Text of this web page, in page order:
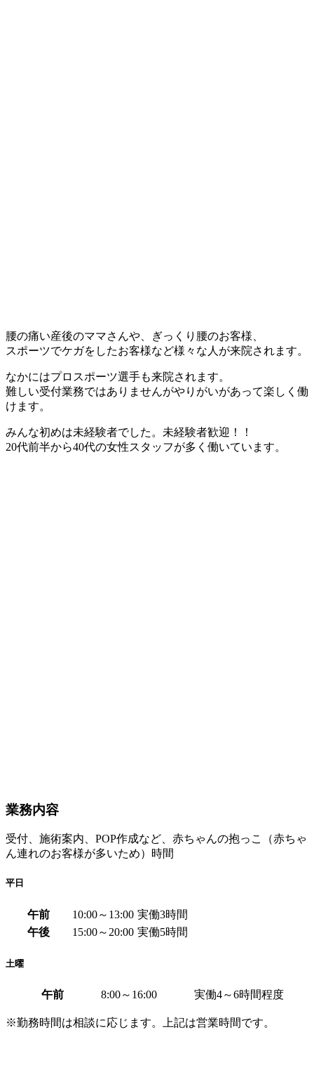
腰の痛い産後のママさんや、ぎっくり腰のお客様、
スポーツでケガをしたお客様など様々な人が来院されます。
なかにはプロスポーツ選手も来院されます。
難しい受付業務ではありませんがやりがいがあって楽しく働
けます。
みんな初めは未経験者でした。未経験者歓迎！！
20代前半から40代の女性スタッフが多く働いています。
業務内容
受付、施術案内、POP作成など、赤ちゃんの抱っこ（赤ちゃ
ん連れのお客様が多いため）時間
平日
午前 10:00～13:00 実働3時間
午後
15:00～20:00 実働5時間
土曜
午前 8:00～16:00 実働4～6時間程度
※勤務時間は相談に応じます。上記は営業時間です。